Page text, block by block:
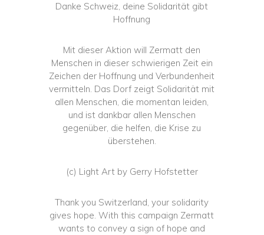
Danke Schweiz, deine Solidarität gibt
Hoffnung
Mit dieser Aktion will Zermatt den
Menschen in dieser schwierigen Zeit ein
Zeichen der Hoffnung und Verbundenheit
vermitteln. Das Dorf zeigt Solidarität mit
allen Menschen, die momentan leiden,
und ist dankbar allen Menschen
gegenüber, die helfen, die Krise zu
überstehen.
(c) Light Art by Gerry Hofstetter
Thank you Switzerland, your solidarity
gives hope. With this campaign Zermatt
wants to convey a sign of hope and